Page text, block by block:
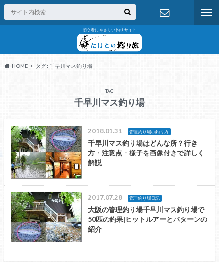
初心者にやさしい釣りサイト
HOME タグ : 千早川マス釣り場
TAG
千早川マス釣り場
2018.01.31 管理釣り場の釣り方
千早川マス釣り場はどんな所？行き
方・注意点・様子を画像付きで詳しく
解説
2017.07.28 管理釣り場日記
大阪の管理釣り場千早川マス釣り場で
50匹の釣果|ヒットルアーとパターンの
紹介